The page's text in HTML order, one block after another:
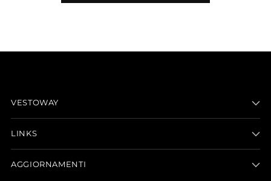
VESTOWAY
LINKS
AGGIORNAMENTI